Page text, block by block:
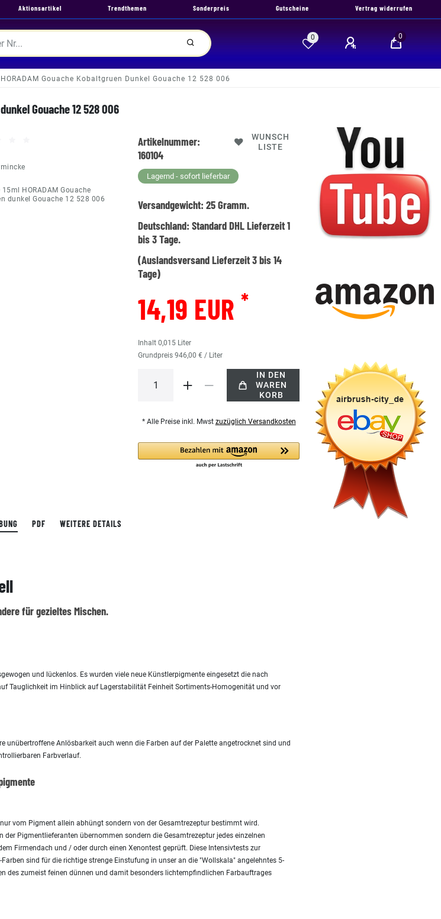
Aktionsartikel Trendthemen Sonderpreis Gutscheine Vertrag widerrufen
0 0
Gouache Kobaltgruen Dunkel Gouache 12 528 006
Gouache 12 528 006
HORADAM Gouache
dunkel Gouache 12 528 006
Artikelnummer:
160104
WUNSCH
LISTE
Lagernd - sofort lieferbar
Versandgewicht:25Gramm.
Deutschland:Standard DHL Lieferzeit 1
bis 3 Tage.
(Auslandsversand Lieferzeit 3 bis 14
Tage)
14,19 EUR*
Inhalt0,015 Liter
Grundpreis946,00 € / Liter
IN DEN
WAREN
KORB
* Alle Preise inkl. Mwst zuzüglich Versandkosten
PDF WEITERE DETAILS
für gezieltes Mischen.
und lückenlos. Es wurden viele neue Künstlerpigmente eingesetzt die nach
Tauglichkeit im Hinblick auf Lagerstabilität Feinheit Sortiments-Homogenität und vor
unübertroffene Anlösbarkeit auch wenn die Farben auf der Palette angetrocknet sind und
Farbverlauf.
vom Pigment allein abhüngt sondern von der Gesamtrezeptur bestimmt wird.
Pigmentlieferanten übernommen sondern die Gesamtrezeptur jedes einzelnen
Firmendach und / oder durch einen Xenontest geprüft. Diese Intensivtests zur
-Farben sind für die richtige strenge Einstufung in unser an die "Wollskala" angelehntes 5-
des zumeist feinen dünnen und damit besonders lichtempfindlichen Farbauftrages